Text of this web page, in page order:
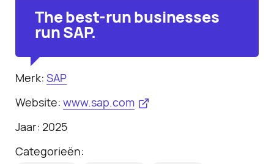
The best-run businesses
run SAP.
Merk: SAP
Website: www.sap.com
Jaar: 2025
Categorieën: